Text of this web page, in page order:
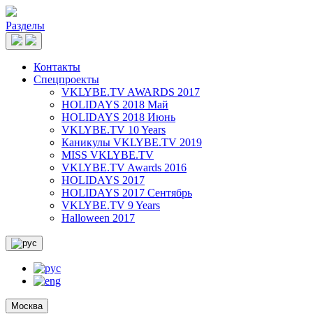
Разделы
Контакты
Спецпроекты
VKLYBE.TV AWARDS 2017
HOLIDAYS 2018 Май
HOLIDAYS 2018 Июнь
VKLYBE.TV 10 Years
Каникулы VKLYBE.TV 2019
MISS VKLYBE.TV
VKLYBE.TV Awards 2016
HOLIDAYS 2017
HOLIDAYS 2017 Сентябрь
VKLYBE.TV 9 Years
Halloween 2017
Москва